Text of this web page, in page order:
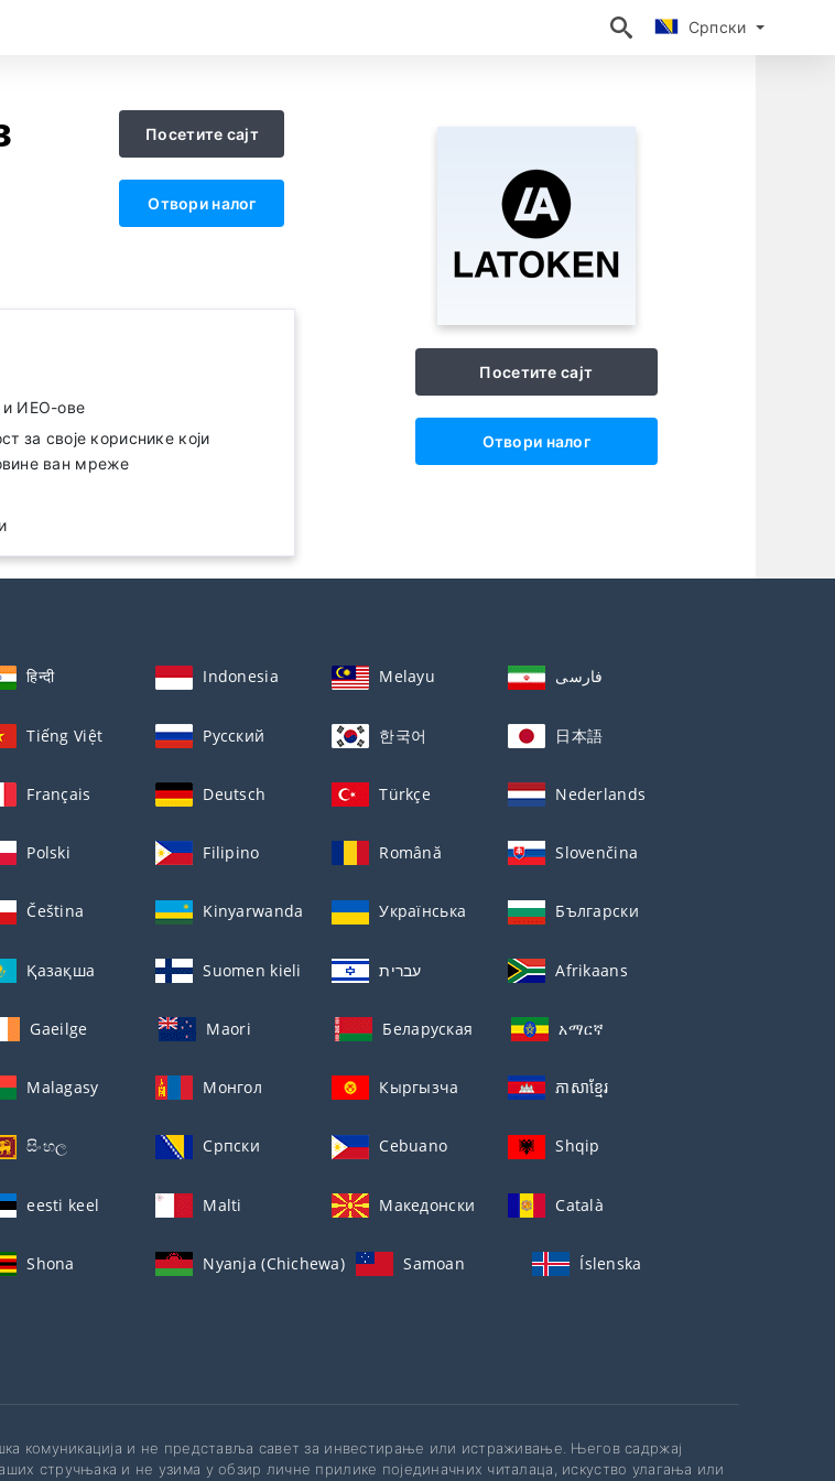
Српски
Српски
Посетите сајт
Отвори налог
и ИЕО-ове
за своје кориснике који
ван мреже
Посетите сајт
Отвори налог
हिन्दी Indonesia Melayu فارسی
Tiếng Việt Русский 한국어 日本語
Français Deutsch Türkçe Nederlands
Polski Filipino Română Slovenčina
Čeština Kinyarwanda Українська Български
Қазақша Suomen kieli עברית Afrikaans
Gaeilge Maori Беларуская አማርኛ
Malagasy Монгол Кыргызча ភាសាខ្មែរ
සිංහල Српски Cebuano Shqip
eesti keel Malti Македонски Català
Shona Nyanja (Chichewa) Samoan Íslenska
комуникација и не представља савет за инвестирање или истраживање. Његов садржај
стручњака и не узима у обзир личне прилике појединачних читалаца, искуство улагања или